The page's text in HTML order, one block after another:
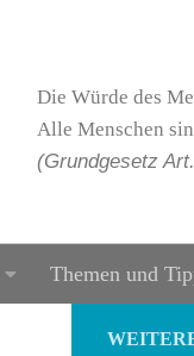
Die Würde des
Alle Menschen
(Grundgesetz
Themen und